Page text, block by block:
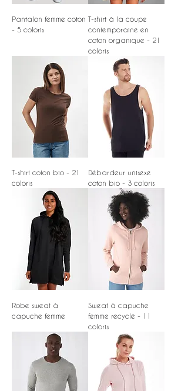
Pantalon femme coton
- 5 coloris
T-shirt à la coupe
contemporaine en
coton organique - 21
coloris
T-shirt coton bio - 21
coloris
Débardeur unisexe
coton bio - 3 coloris
Robe sweat à
capuche femme
Sweat à capuche
femme recyclé - 11
coloris